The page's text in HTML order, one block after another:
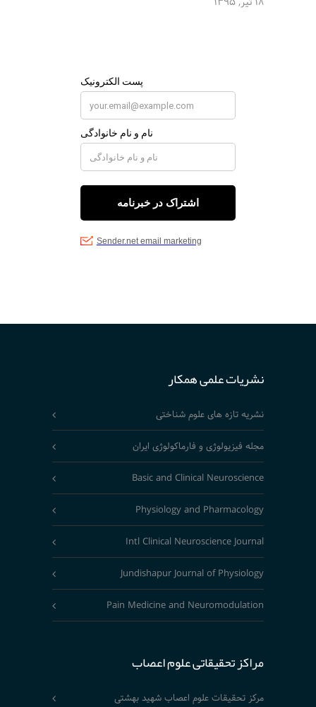
نشریات علمی همکار
نشریه تازه های علوم شناختی
مجله فیزیولوژی و فارماکولوژی ایران
Basic and Clinical Neuroscience
Physiology and Pharmacology
Intl Clinical Neuroscience Journal
Jundishapur Journal of Physiology
Pain Medicine and Neuromodulation
مراکز تحقیقاتی علوم اعصاب
مرکز تحقیقات علوم اعصاب شهید بهشتی